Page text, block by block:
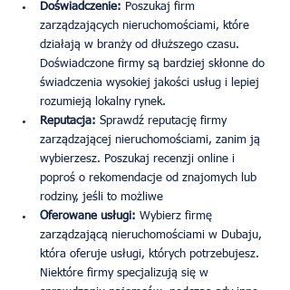
Doświadczenie: Poszukaj firm
zarządzających nieruchomościami, które
działają w branży od dłuższego czasu.
Doświadczone firmy są bardziej skłonne do
świadczenia wysokiej jakości usług i lepiej
rozumieją lokalny rynek.
Reputacja: Sprawdź reputację firmy
zarządzającej nieruchomościami, zanim ją
wybierzesz. Poszukaj recenzji online i
poproś o rekomendacje od znajomych lub
rodziny, jeśli to możliwe
Oferowane usługi: Wybierz firmę
zarządzającą nieruchomościami w Dubaju,
która oferuje usługi, których potrzebujesz.
Niektóre firmy specjalizują się w